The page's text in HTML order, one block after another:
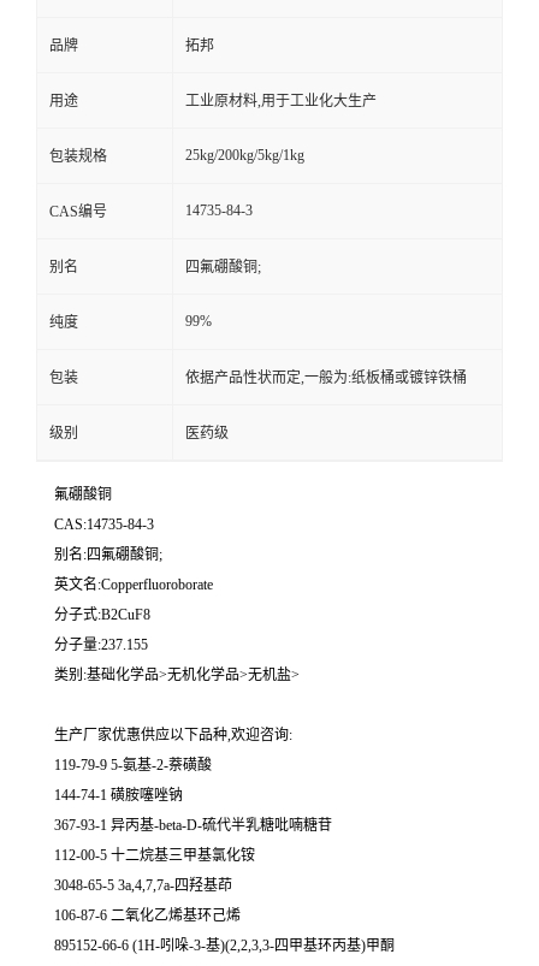
品牌 拓邦
用途 工业原材料,用于工业化大生产
包装规格 25kg/200kg/5kg/1kg
CAS编号 14735-84-3
别名 四氟硼酸铜;
纯度 99%
包装 依据产品性状而定,一般为:纸板桶或镀锌铁桶
级别 医药级
氟硼酸铜
CAS:14735-84-3
别名:四氟硼酸铜;
英文名:Copperfluoroborate
分子式:B2CuF8
分子量:237.155
类别:基础化学品>无机化学品>无机盐>
生产厂家优惠供应以下品种,欢迎咨询:
119-79-9 5-氨基-2-萘磺酸
144-74-1 磺胺噻唑钠
367-93-1 异丙基-beta-D-硫代半乳糖吡喃糖苷
112-00-5 十二烷基三甲基氯化铵
3048-65-5 3a,4,7,7a-四羟基茚
106-87-6 二氧化乙烯基环己烯
895152-66-6 (1H-吲哚-3-基)(2,2,3,3-四甲基环丙基)甲酮